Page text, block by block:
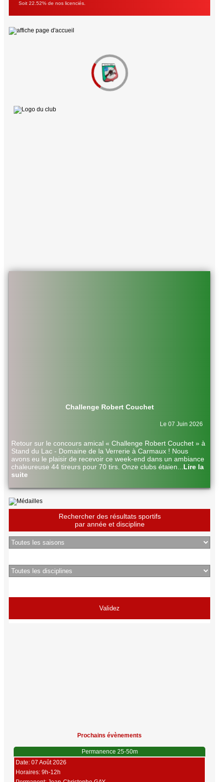
Soit 22.52% de nos licenciés.
Challenge Robert Couchet
Le 07 Juin 2026
Retour sur le concours amical « Challenge Robert Couchet » à
Stand du Lac - Domaine de la Verrerie à Carmaux ! Nous
avons eu le plaisir de recevoir ce week-end dans un ambiance
chaleureuse 44 tireurs pour 70 tirs. Onze clubs étaien
Lire la
suite
Rechercher des résultats sportifs
par année et discipline
Prochains évènements
Permanence 25-50m
Date: 07 Août 2026
Horaires: 9h-12h